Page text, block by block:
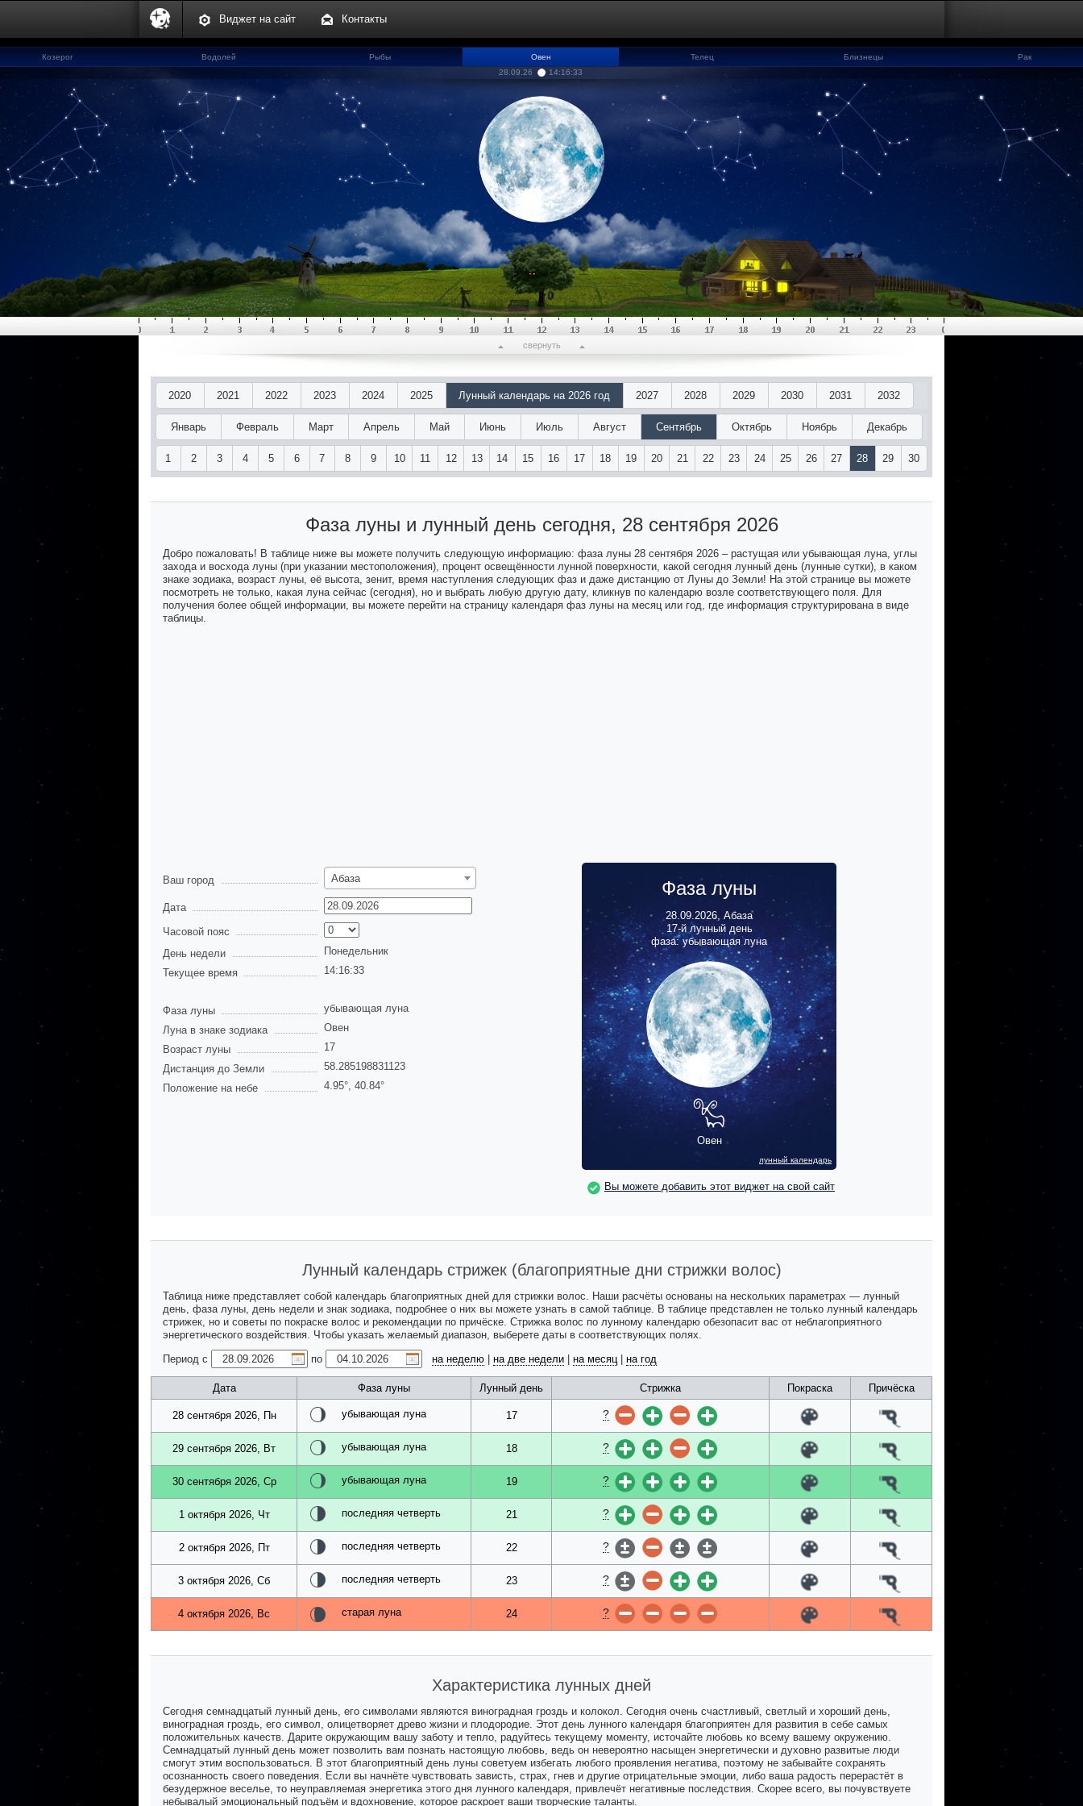
Виджет на сайт Контакты
Козерог Водолей Рыбы
Овен
28.09.26
14:16:33
Телец Близнецы Рак
свернуть
2020 2021 2022 2023 2024 2025 Лунный календарь на 2026 год 2027 2028 2029 2030 2031 2032
Январь Февраль Март Апрель Май Июнь Июль Август Сентябрь Октябрь Ноябрь Декабрь
1 2 3 4 5 6 7 8 9 10 11 12 13 14 15 16 17 18 19 20 21 22 23 24 25 26 27 28 29 30
Фаза луны и лунный день сегодня, 28 сентября 2026
Добро пожаловать! В таблице ниже вы можете получить следующую информацию: фаза луны 28 сентября 2026 – растущая или убывающая луна, углы
захода и восхода луны (при указании местоположения), процент освещённости лунной поверхности, какой сегодня лунный день (лунные сутки), в каком
знаке зодиака, возраст луны, её высота, зенит, время наступления следующих фаз и даже дистанцию от Луны до Земли! На этой странице вы можете
посмотреть не только, какая луна сейчас (сегодня), но и выбрать любую другую дату, кликнув по календарю возле соответствующего поля. Для
получения более общей информации, вы можете перейти на страницу календаря фаз луны на месяц или год, где информация структурирована в виде
таблицы.
Ваш город Абаза
Дата
Часовой пояс
День недели
Понедельник
Текущее время
14:16:33
Фаза луны
убывающая луна
Луна в знаке зодиака
Овен
Возраст луны
17
Дистанция до Земли
58.285198831123
Положение на небе
4.95°, 40.84°
Фаза луны
28.09.2026, Абаза
17-й лунный день
фаза: убывающая луна
Овен
лунный календарь
Вы можете добавить этот виджет на свой сайт
Лунный календарь стрижек (благоприятные дни стрижки волос)
Таблица ниже представляет собой календарь благоприятных дней для стрижки волос. Наши расчёты основаны на нескольких параметрах — лунный
день, фаза луны, день недели и знак зодиака, подробнее о них вы можете узнать в самой таблице. В таблице представлен не только лунный календарь
стрижек, но и советы по покраске волос и рекомендации по причёске. Стрижка волос по лунному календарю обезопасит вас от неблагоприятного
энергетического воздействия. Чтобы указать желаемый диапазон, выберете даты в соответствующих полях.
Период с
по на неделю на две недели на месяц| на год
Дата Фаза луны Лунный день Стрижка Покраска Причёска
28 сентября 2026, Пн убывающая луна 17 ?
29 сентября 2026, Вт убывающая луна 18 ?
30 сентября 2026, Ср убывающая луна 19 ?
1 октября 2026, Чт последняя четверть 21 ?
2 октября 2026, Пт последняя четверть 22 ?
3 октября 2026, Сб последняя четверть 23 ?
4 октября 2026, Вс старая луна 24 ?
Характеристика лунных дней
Сегодня семнадцатый лунный день, его символами являются виноградная гроздь и колокол. Сегодня очень счастливый, светлый и хороший день,
виноградная гроздь, его символ, олицетворяет древо жизни и плодородие. Этот день лунного календаря благоприятен для развития в себе самых
положительных качеств. Дарите окружающим вашу заботу и тепло, радуйтесь текущему моменту, источайте любовь ко всему вашему окружению.
Семнадцатый лунный день может позволить вам познать настоящую любовь, ведь он невероятно насыщен энергетически и духовно развитые люди
смогут этим воспользоваться. В этот благоприятный день луны советуем избегать любого проявления негатива, поэтому не забывайте сохранять
осознанность своего поведения. Если вы начнёте чувствовать зависть, страх, гнев и другие отрицательные эмоции, либо ваша радость перерастёт в
безудержное веселье, то неуправляемая энергетика этого дня лунного календаря, привлечёт негативные последствия. Скорее всего, вы почувствуете
небывалый эмоциональный подъём и вдохновение, которое раскроет ваши творческие таланты.